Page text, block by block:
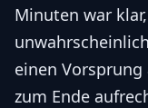
Minuten war
einen
zum Ende